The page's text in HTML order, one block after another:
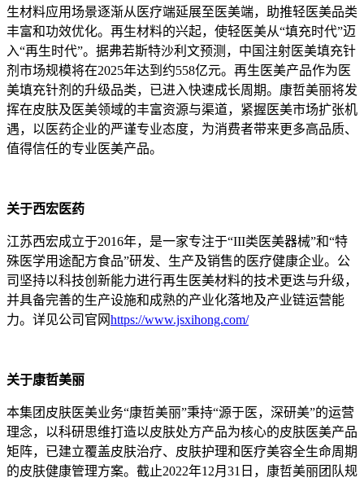
生材料应用场景逐渐从医疗端延展至医美端，助推轻医美品类
丰富和功效优化。再生材料的兴起，使轻医美从“填充时代”迈
入“再生时代”。据弗若斯特沙利文预测，中国注射医美填充针
剂市场规模将在2025年达到约558亿元。再生医美产品作为医
美填充针剂的升级品类，已进入快速成长周期。康哲美丽将发
挥在皮肤及医美领域的丰富资源与渠道，紧握医美市场扩张机
遇，以医药企业的严谨专业态度，为消费者带来更多高品质、
值得信任的专业医美产品。
关于西宏医药
江苏西宏成立于2016年，是一家专注于“III类医美器械”和“特
殊医学用途配方食品”研发、生产及销售的医疗健康企业。公
司坚持以科技创新能力进行再生医美材料的技术更迭与升级，
并具备完善的生产设施和成熟的产业化落地及产业链运营能
力。详见公司官网https://www.jsxihong.com/
关于康哲美丽
本集团皮肤医美业务“康哲美丽”秉持“源于医，深研美”的运营
理念，以科研思维打造以皮肤处方产品为核心的皮肤医美产品
矩阵，已建立覆盖皮肤治疗、皮肤护理和医疗美容全生命周期
的皮肤健康管理方案。截止2022年12月31日，康哲美丽团队规